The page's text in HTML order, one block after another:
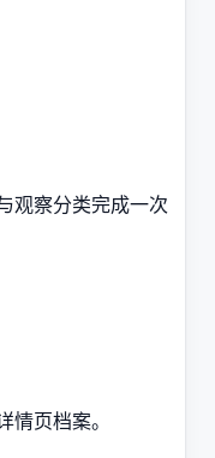
观察分类完成一次
页档案。